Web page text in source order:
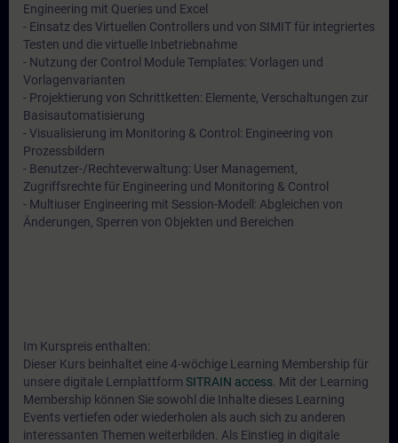
Engineering mit Queries und Excel
- Einsatz des Virtuellen Controllers und von SIMIT für integriertes
Testen und die virtuelle Inbetriebnahme
- Nutzung der Control Module Templates: Vorlagen und
Vorlagenvarianten
- Projektierung von Schrittketten: Elemente, Verschaltungen zur
Basisautomatisierung
- Visualisierung im Monitoring & Control: Engineering von
Prozessbildern
- Benutzer-/Rechteverwaltung: User Management,
Zugriffsrechte für Engineering und Monitoring & Control
- Multiuser Engineering mit Session-Modell: Abgleichen von
Änderungen, Sperren von Objekten und Bereichen
Im Kurspreis enthalten:
Dieser Kurs beinhaltet eine 4-wöchige Learning Membership für
unsere digitale Lernplattform SITRAIN access . Mit der Learning
Membership können Sie sowohl die Inhalte dieses Learning
Events vertiefen oder wiederholen als auch sich zu anderen
interessanten Themen weiterbilden. Als Einstieg in digitale